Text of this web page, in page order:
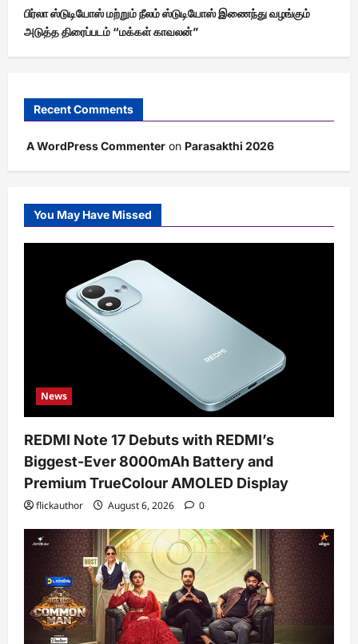
பிர்லா ஸ்டுடியோஸ் மற்றும் நீலம் ஸ்டுடியோஸ் இணைந்து வழங்கும்
அடுத்த திரைப்படம் “மக்கள் காவலன்”
Recent Comments
A WordPress Commenter on Parasakthi 2026
You May Have Missed
News
REDMI Note 17 Debuts with REDMI’s
Biggest-Ever 8000mAh Battery and
Premium TrueColour AMOLED Display
flickauthor August 6, 2026 0